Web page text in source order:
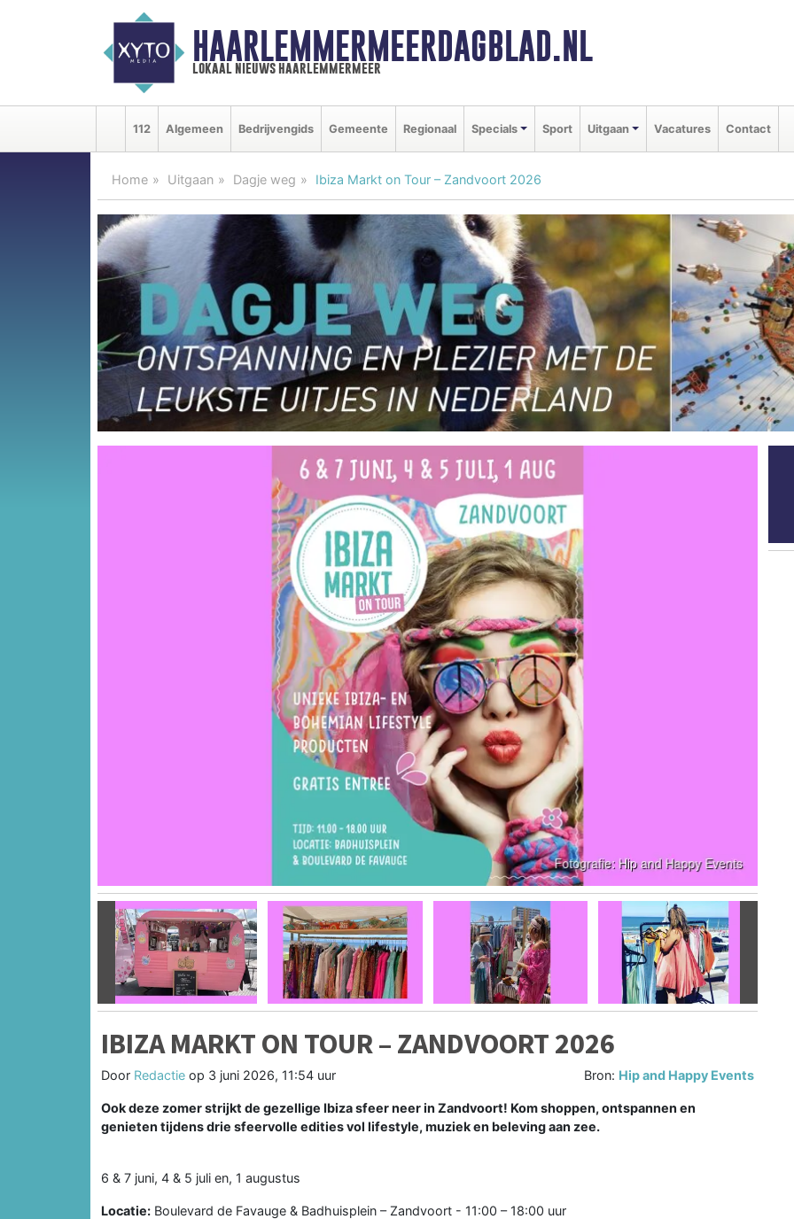
HAARLEMMERMEERDAGBLAD.NL
lokaal nieuws haarlemmermeer
112 Algemeen Bedrijvengids Gemeente Regionaal Specials Sport Uitgaan Vacatures Contact
Home Uitgaan Dagje weg Ibiza Markt on Tour – Zandvoort 2026
Vorige
IBIZA MARKT ON TOUR – ZANDVOORT 2026
Door Redactie op 3 juni 2026, 11:54 uur Bron: Hip and Happy Events
Ook deze zomer strijkt de gezellige Ibiza sfeer neer in Zandvoort! Kom shoppen, ontspannen en
genieten tijdens drie sfeervolle edities vol lifestyle, muziek en beleving aan zee.
6 & 7 juni, 4 & 5 juli en, 1 augustus
Locatie: Boulevard de Favauge & Badhuisplein – Zandvoort - 11:00 – 18:00 uur